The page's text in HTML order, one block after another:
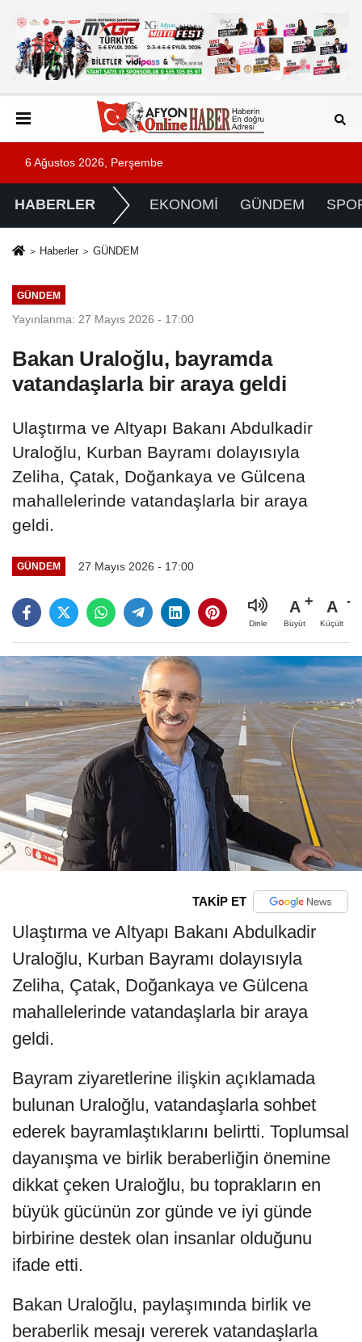
6 Ağustos 2026, Perşembe
HABERLER EKONOMİ GÜNDEM
Haberler GÜNDEM
GÜNDEM
Yayınlanma: 27 Mayıs 2026 - 17:00
Bakan Uraloğlu, bayramda
vatandaşlarla bir araya geldi
Ulaştırma ve Altyapı Bakanı Abdulkadir
Uraloğlu, Kurban Bayramı dolayısıyla
Zeliha, Çatak, Doğankaya ve Gülcena
mahallelerinde vatandaşlarla bir araya
geldi.
GÜNDEM 27 Mayıs 2026 - 17:00
Dinle
A
Büyüt
A
Küçült
TAKİP ET
Ulaştırma ve Altyapı Bakanı Abdulkadir
Uraloğlu, Kurban Bayramı dolayısıyla
Zeliha, Çatak, Doğankaya ve Gülcena
mahallelerinde vatandaşlarla bir araya
geldi.
Bayram ziyaretlerine ilişkin açıklamada
bulunan Uraloğlu, vatandaşlarla sohbet
ederek bayramlaştıklarını belirtti. Toplumsal
dayanışma ve birlik beraberliğin önemine
dikkat çeken Uraloğlu, bu toprakların en
büyük gücünün zor günde ve iyi günde
birbirine destek olan insanlar olduğunu
ifade etti.
Bakan Uraloğlu, paylaşımında birlik ve
beraberlik mesajı vererek vatandaşlarla